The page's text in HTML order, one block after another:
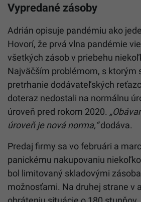
Vypredané zásoby
Adrián opisuje pandémiu ako
Hovorí, že prvá vlna pandémie
všetkých zásob v priebehu
Najväčším problémom, s ktorým
pretrhanie dodávateľských
doteraz nedostali na normálnu
úroveň pred rokom 2020.
úroveň je nová norma,“dodáva.
Predaj firmy sa vo februári a
panickému nakupovaniu
bol limitovaný skladovými
možnosťami. Na druhej strane v